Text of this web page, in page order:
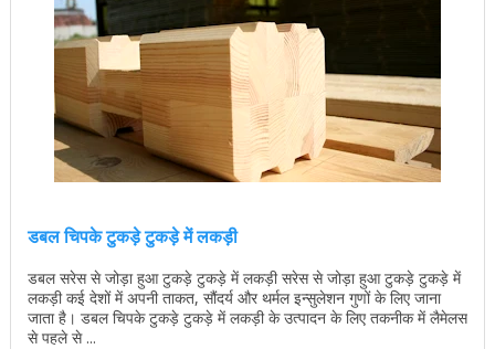
डबल चिपके टुकड़े टुकड़े में लकड़ी
डबल सरेस से जोड़ा हुआ टुकड़े टुकड़े में लकड़ी सरेस से जोड़ा हुआ टुकड़े टुकड़े में
लकड़ी कई देशों में अपनी ताकत, सौंदर्य और थर्मल इन्सुलेशन गुणों के लिए जाना
जाता है। डबल चिपके टुकड़े टुकड़े में लकड़ी के उत्पादन के लिए तकनीक में लैमेलस
से पहले से ...